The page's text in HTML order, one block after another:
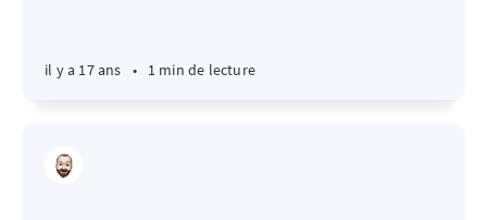
il y a 17 ans • 1 min de lecture